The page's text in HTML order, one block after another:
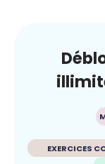
EXERCICES